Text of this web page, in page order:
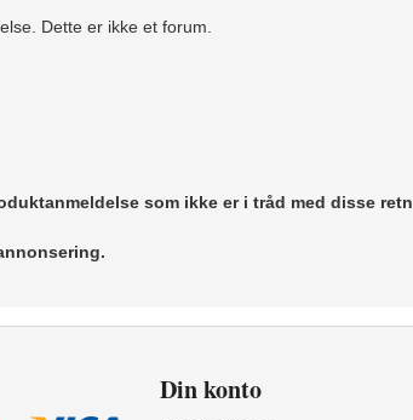
Dette er ikke et forum.
som ikke er i tråd med disse
Din konto